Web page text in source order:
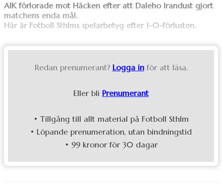
AIK förlorade mot Häcken efter att Daleho Irandust gjort
matchens enda mål.
Här är Fotboll Sthlms spelarbetyg efter 1-0-förlusten.
Redan prenumerant? Logga in för att läsa.
Eller bli Prenumerant
• Tillgång till allt material på Fotboll Sthlm
• Löpande prenumeration, utan bindningstid
• 99 kronor för 30 dagar